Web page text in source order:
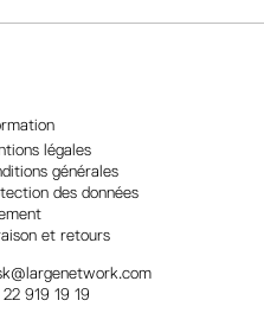
légales
générales
des données
et retours
22 919 19 19